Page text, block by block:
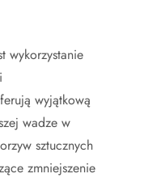
wykorzystanie
wyjątkową
wadze w
sztucznych
zmniejszenie